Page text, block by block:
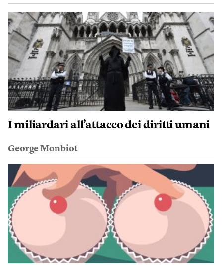
I miliardari all’attacco dei diritti umani
George Monbiot